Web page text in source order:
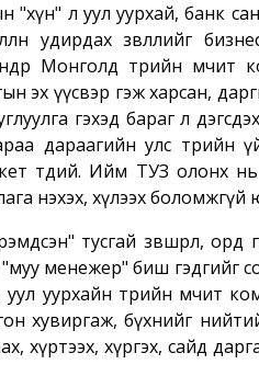
л уул уурхай, банк
удирдах зөвлөлийг
Монголд төрийн
эх үүсвэр гэж харсан,
гэхэд бараг л
дараагийн улс төрийн
төдий. Ийм ТУЗ олонх нь
нэхэх, хүлээх боломжгүй
тусгай зөвшөөрөл, орд
менежер" биш гэдгийг
уул уурхайн төрийн өмчит
хувиргаж, бүхнийг нийтийн
хүртээх, хүргэх, сайд